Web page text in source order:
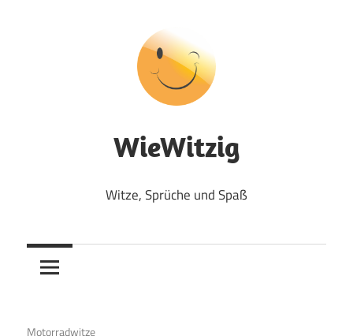
WieWitzig
Witze, Sprüche und Spaß
1. August 2017
Motorradwitze